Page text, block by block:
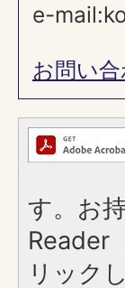
e-
お問い
す。お
Reader
リック